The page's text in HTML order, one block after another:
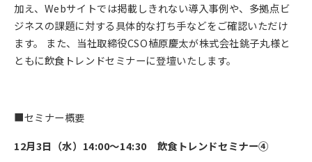
加え、Webサイトでは掲載しきれない導入事例や、多拠点ビ
ジネスの課題に対する具体的な打ち手などをご確認いただけ
ます。 また、当社取締役CSO植原慶太が株式会社銚子丸様と
ともに飲食トレンドセミナーに登壇いたします。
■セミナー概要
12月3日（水）14:00〜14:30 飲食トレンドセミナー④